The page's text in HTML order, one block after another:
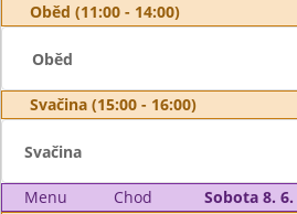
Oběd (11:00 - 14:00)
Oběd
Svačina (15:00 - 16:00)
Svačina
Menu Chod
Sobota 8. 6.